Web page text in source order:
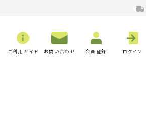
ご利用ガイド お問い合わせ 会員登録 ログイン